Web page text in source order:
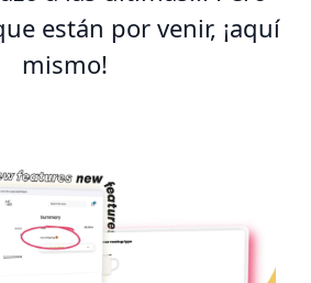
están por venir, ¡aquí
mismo!